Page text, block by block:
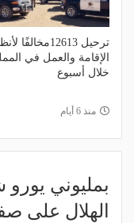
ترحيل 12613مخالفًا
الإقامة والعمل في
خلال أسبوع
منذ 6 أيام
بمليوني يورو
الهلال على